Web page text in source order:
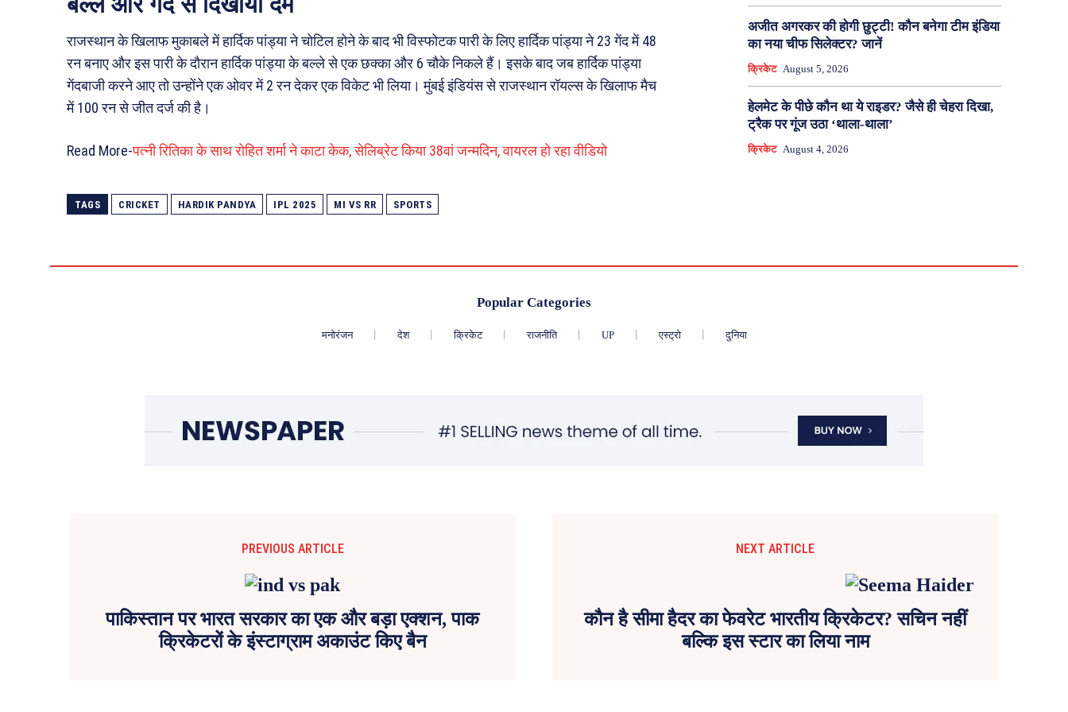
राजस्थान के खिलाफ मुकाबले में हार्दिक पांड्या ने चोटिल होने के बाद भी विस्फोटक पारी के लिए हार्दिक पांड्या ने 23 गेंद में 48
रन बनाए और इस पारी के दौरान हार्दिक पांड्या के बल्ले से एक छक्का और 6 चौके निकले हैं। इसके बाद जब हार्दिक पांड्या
गेंदबाजी करने आए तो उन्होंने एक ओवर में 2 रन देकर एक विकेट भी लिया। मुंबई इंडियंस से राजस्थान रॉयल्स के खिलाफ मैच
में 100 रन से जीत दर्ज की है।
Read More-पत्नी रितिका के साथ रोहित शर्मा ने काटा केक, सेलिब्रेट किया 38वां जन्मदिन, वायरल हो रहा वीडियो
TAGS CRICKET HARDIK PANDYA IPL 2025 MI VS RR SPORTS
अजीत अगरकर की होगी छुट्टी! कौन बनेगा टीम इंडिया
का नया चीफ सिलेक्टर? जानें
क्रिकेट August 5, 2026
हेलमेट के पीछे कौन था ये राइडर? जैसे ही चेहरा दिखा,
ट्रैक पर गूंज उठा ‘थाला-थाला’
क्रिकेट August 4, 2026
Popular Categories
मनोरंजन देश क्रिकेट राजनीति UP एस्ट्रो दुनिया
PREVIOUS ARTICLE
पाकिस्तान पर भारत सरकार का एक और बड़ा एक्शन, पाक
क्रिकेटरों के इंस्टाग्राम अकाउंट किए बैन
NEXT ARTICLE
कौन है सीमा हैदर का फेवरेट भारतीय क्रिकेटर? सचिन नहीं
बल्कि इस स्टार का लिया नाम